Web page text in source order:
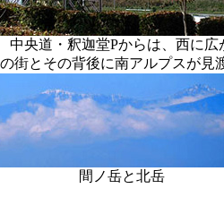
央道・釈迦堂Pからは、西に広
街とその背後に南アルプスが見
間ノ岳と北岳